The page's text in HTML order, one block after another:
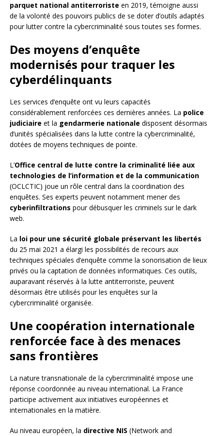
parquet national antiterroriste en 2019, témoigne aussi
de la volonté des pouvoirs publics de se doter d’outils adaptés
pour lutter contre la cybercriminalité sous toutes ses formes.
Des moyens d’enquête
modernisés pour traquer les
cyberdélinquants
Les services d’enquête ont vu leurs capacités
considérablement renforcées ces dernières années. La police
judiciaire et la gendarmerie nationale disposent désormais
d’unités spécialisées dans la lutte contre la cybercriminalité,
dotées de moyens techniques de pointe.
L’Office central de lutte contre la criminalité liée aux
technologies de l’information et de la communication
(OCLCTIC) joue un rôle central dans la coordination des
enquêtes. Ses experts peuvent notamment mener des
cyberinfiltrations pour débusquer les criminels sur le dark
web.
La loi pour une sécurité globale préservant les libertés
du 25 mai 2021 a élargi les possibilités de recours aux
techniques spéciales d’enquête comme la sonorisation de lieux
privés ou la captation de données informatiques. Ces outils,
auparavant réservés à la lutte antiterroriste, peuvent
désormais être utilisés pour les enquêtes sur la
cybercriminalité organisée.
Une coopération internationale
renforcée face à des menaces
sans frontières
La nature transnationale de la cybercriminalité impose une
réponse coordonnée au niveau international. La France
participe activement aux initiatives européennes et
internationales en la matière.
Au niveau européen, la directive NIS (Network and